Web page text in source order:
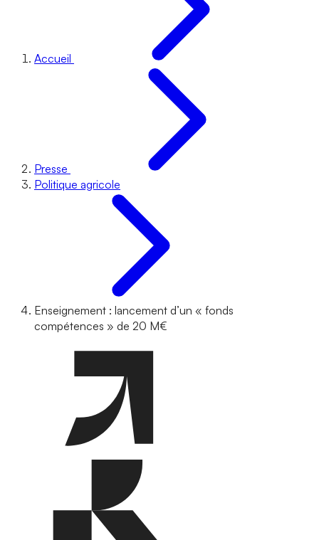
Accueil
Presse
Politique agricole
Enseignement : lancement d’un « fonds
compétences » de 20 M€